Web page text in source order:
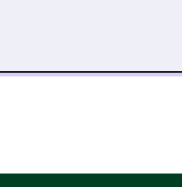
website content are very